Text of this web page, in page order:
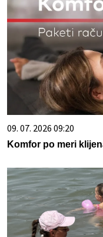
09. 07. 2026 09:20
Komfor po meri